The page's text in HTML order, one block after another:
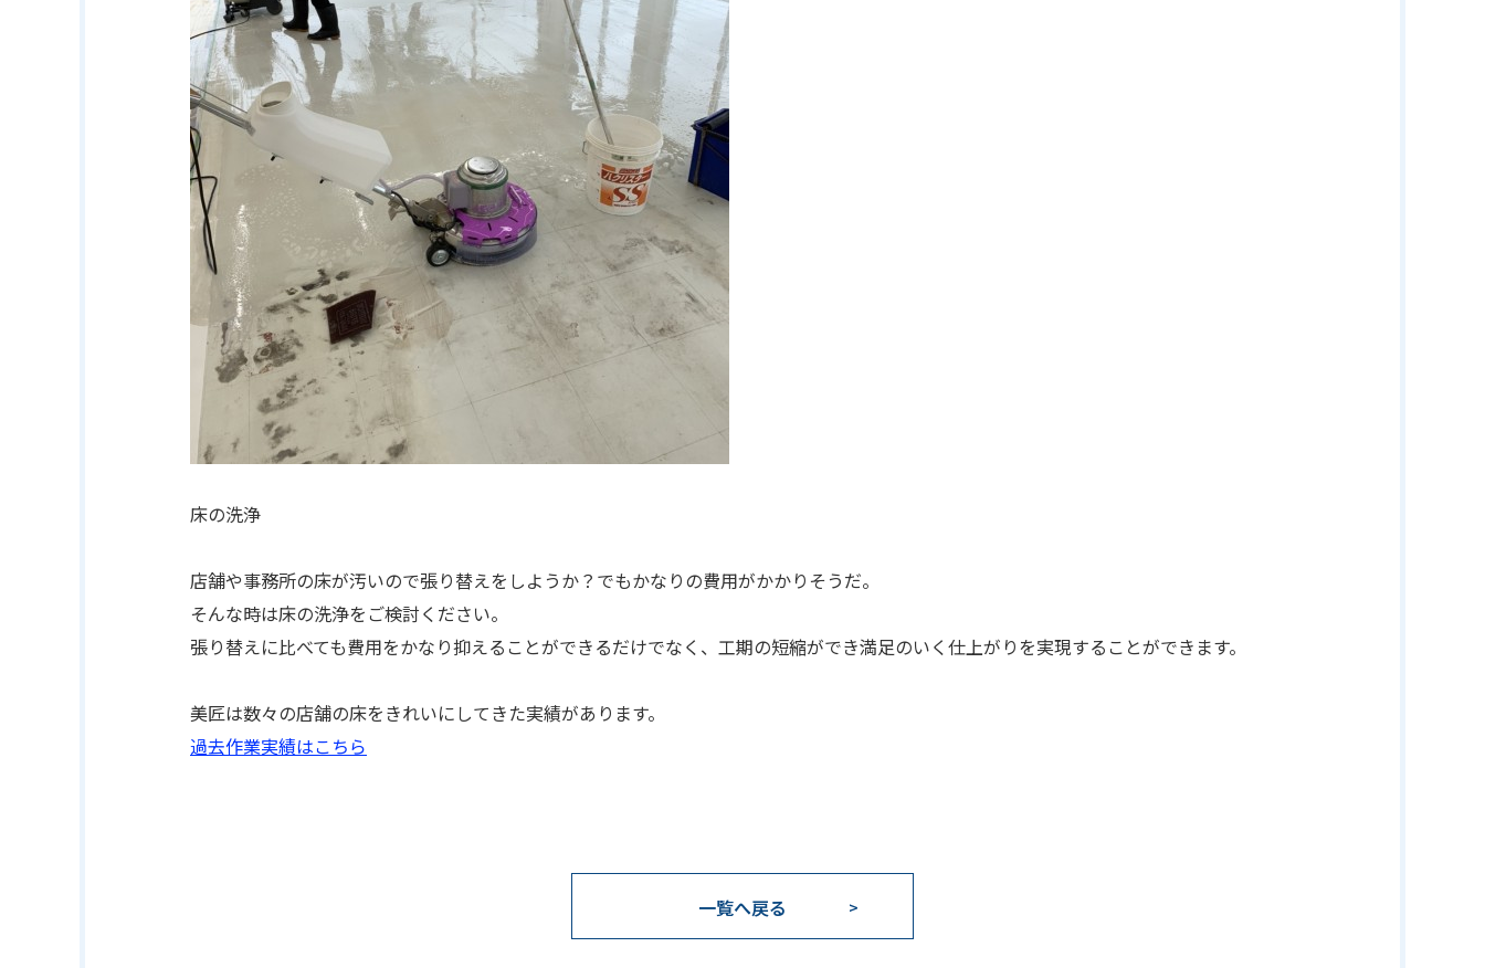
床の洗浄
店舗や事務所の床が汚いので張り替えをしようか？でもかなりの費用がかかりそうだ。
そんな時は床の洗浄をご検討ください。
張り替えに比べても費用をかなり抑えることができるだけでなく、工期の短縮ができ満足のいく仕上がりを実現することができます。
美匠は数々の店舗の床をきれいにしてきた実績があります。
過去作業実績はこちら
一覧へ戻る